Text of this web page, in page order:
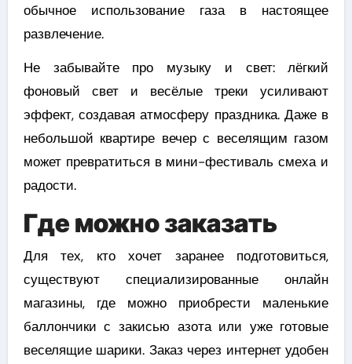
обычное использование газа в настоящее
развлечение.
Не забывайте про музыку и свет: лёгкий
фоновый свет и весёлые треки усиливают
эффект, создавая атмосферу праздника. Даже в
небольшой квартире вечер с веселящим газом
может превратиться в мини-фестиваль смеха и
радости.
Где можно заказать
Для тех, кто хочет заранее подготовиться,
существуют специализированные онлайн
магазины, где можно приобрести маленькие
баллончики с закисью азота или уже готовые
веселящие шарики. Заказ через интернет удобен